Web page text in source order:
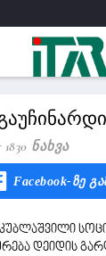
1830 Ნახვა
Facebook-Ზე
დეიდის